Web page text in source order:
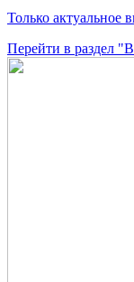
Только актуальное
Перейти в раздел